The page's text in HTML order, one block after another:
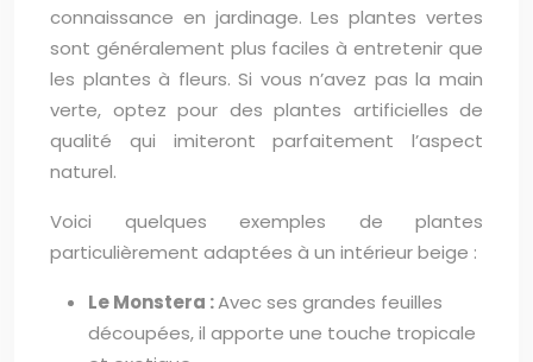
connaissance en jardinage. Les plantes vertes
sont généralement plus faciles à entretenir que
les plantes à fleurs. Si vous n’avez pas la main
verte, optez pour des plantes artificielles de
qualité qui imiteront parfaitement l’aspect
naturel.
Voici quelques exemples de plantes
particulièrement adaptées à un intérieur beige :
Le Monstera :Avec ses grandes feuilles
découpées, il apporte une touche tropicale